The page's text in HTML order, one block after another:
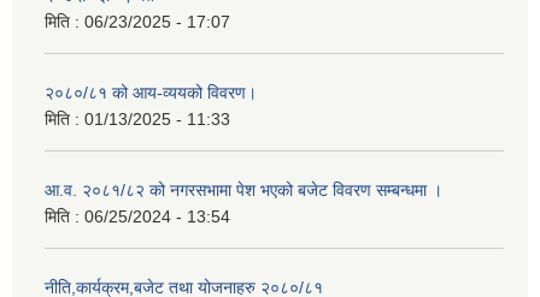
मिति : 06/23/2025 - 17:07
२०८०/८१ को आय-व्ययको विवरण।
मिति : 01/13/2025 - 11:33
आ.व. २०८१/८२ को नगरसभामा पेश भएको बजेट विवरण सम्बन्धमा ।
मिति : 06/25/2024 - 13:54
नीति,कार्यक्रम,बजेट तथा योजनाहरु २०८०/८१